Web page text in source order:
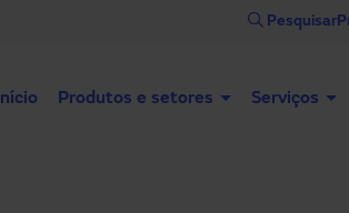
Pesquisar
Início Produtos e setores Serviços